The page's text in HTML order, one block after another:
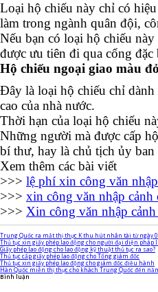
Loại hộ chiếu này chỉ có
làm trong ngành quân đội,
Nếu bạn có loại hộ chiếu
được ưu tiên đi qua cổng
Hộ chiếu ngoại giao màu đỏ
Đây là loại hộ chiếu chỉ
cao của nhà nước.
Thời hạn của loại hộ chiếu
Những người mà được cấp
bí thư, hay là chủ tịch ủy ban
Xem thêm các bài viết
>>> lệ phí xin công văn
>>> xin công văn nhập cảnh
>>> Xin công văn nhập cảnh
Trung Quốc ra mắt thị thực K thu hút nhân tài từ ngày
Thủ tục xin giấy phép lao động cho người đại diện pháp
Giấy phép lao động cho lao động kỹ thuật thủ tục ra sao?
Thủ tục cấp giấy phép lao động cho Tổng giám đốc
Thủ tục xin giấy phép lao động cho giám đốc điều hành
Hàn Quốc miễn thị thực cho khách Trung Quốc đến
Bình luận